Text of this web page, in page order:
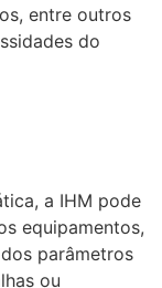
entre outros
do
a IHM pode
equipamentos,
parâmetros
ou